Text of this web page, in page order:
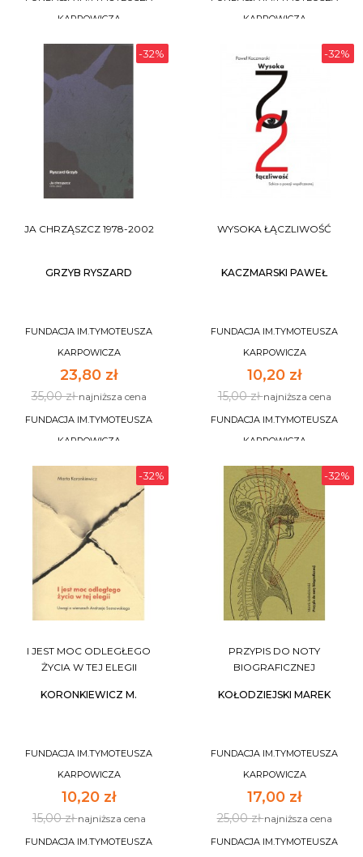
KARPOWICZA
DO KOSZYKA
KARPOWICZA
DO KOSZYKA
-32%
JA CHRZĄSZCZ 1978-2002
GRZYB RYSZARD
FUNDACJA IM.TYMOTEUSZA
KARPOWICZA
23,80 zł
35,00 złnajniższa cena
FUNDACJA IM.TYMOTEUSZA
KARPOWICZA
DO KOSZYKA
-32%
WYSOKA ŁĄCZLIWOŚĆ
KACZMARSKI PAWEŁ
FUNDACJA IM.TYMOTEUSZA
KARPOWICZA
10,20 zł
15,00 złnajniższa cena
FUNDACJA IM.TYMOTEUSZA
KARPOWICZA
DO KOSZYKA
-32%
I JEST MOC ODLEGŁEGO
ŻYCIA W TEJ ELEGII
KORONKIEWICZ M.
FUNDACJA IM.TYMOTEUSZA
KARPOWICZA
10,20 zł
15,00 złnajniższa cena
FUNDACJA IM.TYMOTEUSZA
-32%
PRZYPIS DO NOTY
BIOGRAFICZNEJ
KOŁODZIEJSKI MAREK
FUNDACJA IM.TYMOTEUSZA
KARPOWICZA
17,00 zł
25,00 złnajniższa cena
FUNDACJA IM.TYMOTEUSZA